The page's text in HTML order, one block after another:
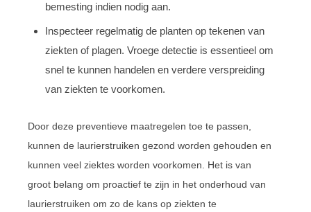
bemesting indien nodig aan.
Inspecteer regelmatig de planten op tekenen van
ziekten of plagen. Vroege detectie is essentieel om
snel te kunnen handelen en verdere verspreiding
van ziekten te voorkomen.
Door deze preventieve maatregelen toe te passen,
kunnen de laurierstruiken gezond worden gehouden en
kunnen veel ziektes worden voorkomen. Het is van
groot belang om proactief te zijn in het onderhoud van
laurierstruiken om zo de kans op ziekten te